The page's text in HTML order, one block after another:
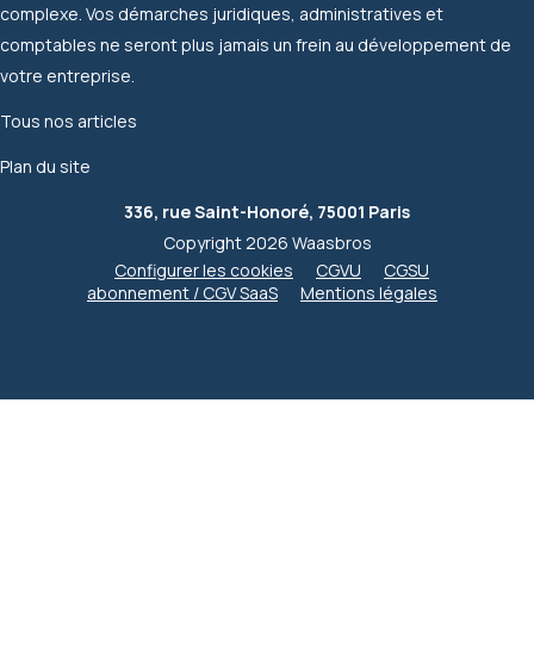
complexe. Vos démarches juridiques, administratives et
comptables ne seront plus jamais un frein au développement de
votre entreprise.
Tous nos articles
Plan du site
336, rue Saint-Honoré, 75001 Paris
Copyright 2026 Waasbros
Configurer les cookies
CGVU
CGSU
abonnement / CGV SaaS
Mentions légales